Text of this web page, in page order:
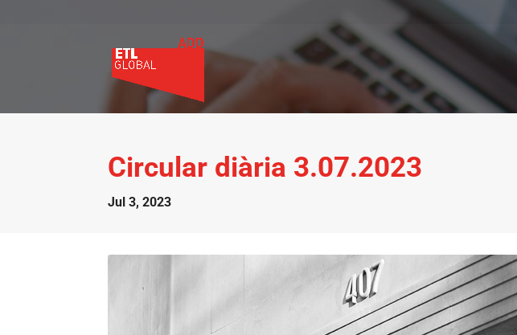
Circular diària 3.07.2023
Jul 3, 2023